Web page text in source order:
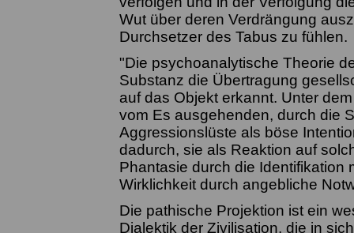
Wut über deren Verdrängung
Durchsetzer des Tabus zu fühlen.
"Die psychoanalytische Theorie
Substanz die Übertragung
auf das Objekt erkannt. Unter
vom Es ausgehenden, durch die
Aggressionslüste als böse
dadurch, sie als Reaktion auf
Phantasie durch die Identifikation
Wirklichkeit durch angebliche
Die pathische Projektion ist ein
Dialektik der Zivilisation, die in